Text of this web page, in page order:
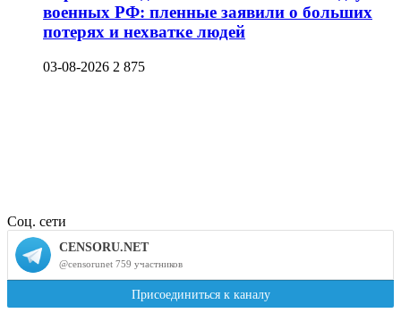
военных РФ: пленные заявили о больших
потерях и нехватке людей
03-08-2026 2 875
Соц. сети